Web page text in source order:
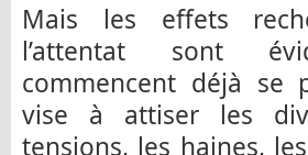
Mais les effets
l’attentat sont
commencent déjà se
vise à attiser les
tensions, les haines,